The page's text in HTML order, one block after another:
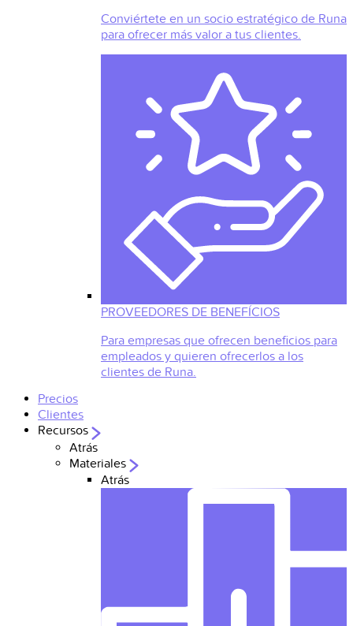
Conviértete en un socio estratégico de Runa
para ofrecer más valor a tus clientes.
PROVEEDORES DE BENEFÍCIOS
Para empresas que ofrecen beneficios para
empleados y quieren ofrecerlos a los
clientes de Runa.
Precios
Clientes
Recursos
Atrás
Materiales
Atrás